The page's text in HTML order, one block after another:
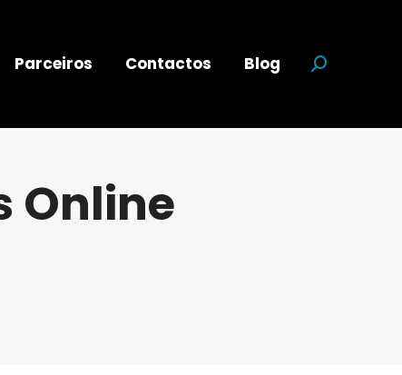
Parceiros Contactos Blog Search:
Online